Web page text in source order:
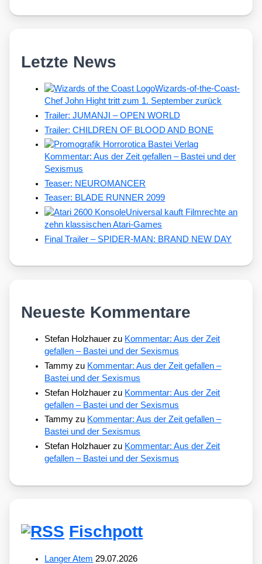
Letzte News
Wizards-of-the-Coast-
Chef John Hight tritt zum 1. September zurück
Trailer: JUMANJI – OPEN WORLD
Trailer: CHILDREN OF BLOOD AND BONE
Kommentar: Aus der Zeit gefallen – Bastei und der
Sexismus
Teaser: NEUROMANCER
Teaser: BLADE RUNNER 2099
Universal kauft Filmrechte an
zehn klassischen Atari-Games
Final Trailer – SPIDER-MAN: BRAND NEW DAY
Neueste Kommentare
Stefan Holzhauer zu Kommentar: Aus der Zeit
gefallen – Bastei und der Sexismus
Tammy zu Kommentar: Aus der Zeit gefallen –
Bastei und der Sexismus
Stefan Holzhauer zu Kommentar: Aus der Zeit
gefallen – Bastei und der Sexismus
Tammy zu Kommentar: Aus der Zeit gefallen –
Bastei und der Sexismus
Stefan Holzhauer zu Kommentar: Aus der Zeit
gefallen – Bastei und der Sexismus
Fischpott
Langer Atem 29.07.2026